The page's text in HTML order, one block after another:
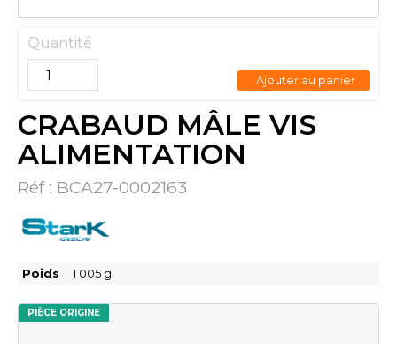
PIÈCE ORIGINE
CRABAUD MÂLE VIS
ALIMENTATION
Réf : BCA27-0002163
Poids 1 005 g
Quantité
Ajouter au panier